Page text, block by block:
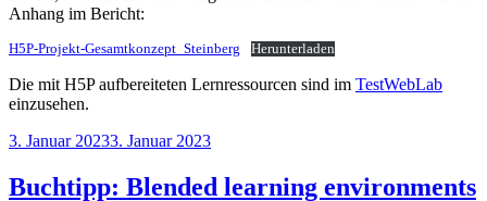
Anhang im Bericht:
H5P-Projekt-Gesamtkonzept_Steinberg Herunterladen
Die mit H5P aufbereiteten Lernressourcen sind im TestWebLab
einzusehen.
Veröffentlicht
3. Januar 20233. Januar 2023
Buchtipp: Blended learning environments